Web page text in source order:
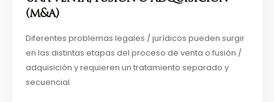
(m&a)
Diferentes problemas legales / jurídicos pueden surgir
en las distintas etapas del proceso de venta o fusión /
adquisición y requieren un tratamiento separado y
secuencial.